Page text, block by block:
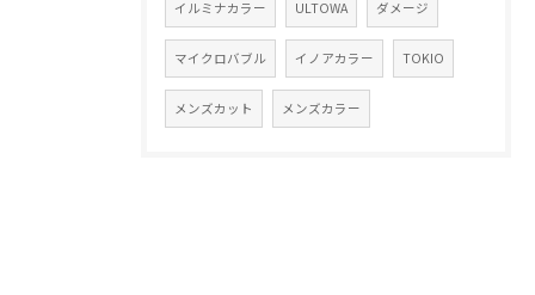
イルミナカラー ULTOWA ダメージ
マイクロバブル イノアカラー TOKIO
メンズカット メンズカラー